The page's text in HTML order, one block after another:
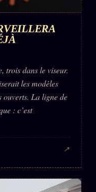
trois dans le viseur.
les modèles
ouverts. La ligne de
: c’est
↗